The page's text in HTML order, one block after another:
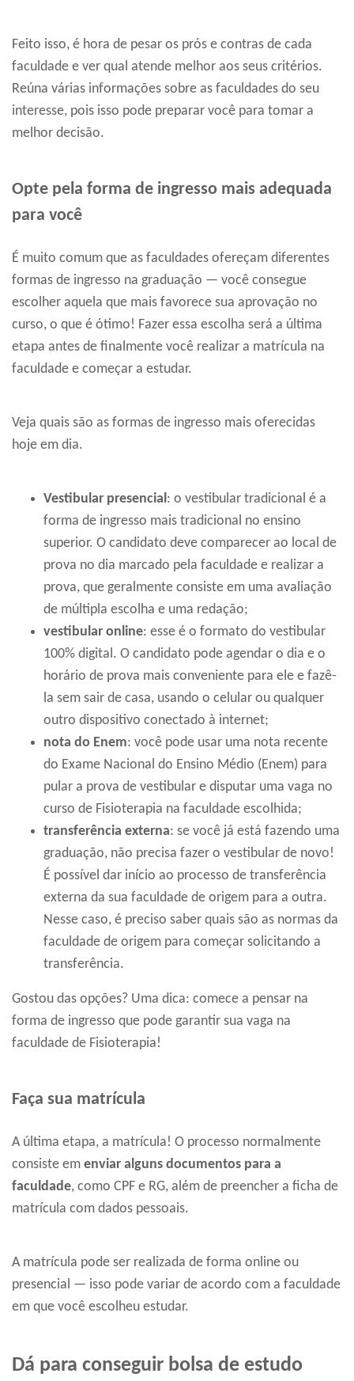
Feito isso, é hora de pesar os prós e contras de cada
faculdade e ver qual atende melhor aos seus critérios.
Reúna várias informações sobre as faculdades do seu
interesse, pois isso pode preparar você para tomar a
melhor decisão.
Opte pela forma de ingresso mais adequada
para você
É muito comum que as faculdades ofereçam diferentes
formas de ingresso na graduação — você consegue
escolher aquela que mais favorece sua aprovação no
curso, o que é ótimo! Fazer essa escolha será a última
etapa antes de finalmente você realizar a matrícula na
faculdade e começar a estudar.
Veja quais são as formas de ingresso mais oferecidas
hoje em dia.
Vestibular presencial: o vestibular tradicional é a
forma de ingresso mais tradicional no ensino
superior. O candidato deve comparecer ao local de
prova no dia marcado pela faculdade e realizar a
prova, que geralmente consiste em uma avaliação
de múltipla escolha e uma redação;
vestibular online: esse é o formato do vestibular
100% digital. O candidato pode agendar o dia e o
horário de prova mais conveniente para ele e fazê-
la sem sair de casa, usando o celular ou qualquer
outro dispositivo conectado à internet;
nota do Enem: você pode usar uma nota recente
do Exame Nacional do Ensino Médio (Enem) para
pular a prova de vestibular e disputar uma vaga no
curso de Fisioterapia na faculdade escolhida;
transferência externa: se você já está fazendo uma
graduação, não precisa fazer o vestibular de novo!
É possível dar início ao processo de transferência
externa da sua faculdade de origem para a outra.
Nesse caso, é preciso saber quais são as normas da
faculdade de origem para começar solicitando a
transferência.
Gostou das opções? Uma dica: comece a pensar na
forma de ingresso que pode garantir sua vaga na
faculdade de Fisioterapia!
Faça sua matrícula
A última etapa, a matrícula! O processo normalmente
consiste em enviar alguns documentos para a
faculdade, como CPF e RG, além de preencher a ficha de
matrícula com dados pessoais.
A matrícula pode ser realizada de forma online ou
presencial — isso pode variar de acordo com a faculdade
em que você escolheu estudar.
Dá para conseguir bolsa de estudo